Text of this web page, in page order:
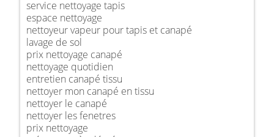
service nettoyage tapis
espace nettoyage
nettoyeur vapeur pour tapis et canapé
lavage de sol
prix nettoyage canapé
nettoyage quotidien
entretien canapé tissu
nettoyer mon canapé en tissu
nettoyer le canapé
nettoyer les fenetres
prix nettoyage